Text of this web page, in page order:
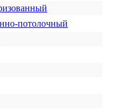
потолочный